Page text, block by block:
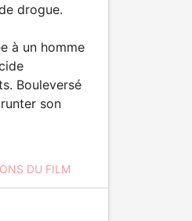
drogue.
à un homme
Bouleversé
son
DU FILM